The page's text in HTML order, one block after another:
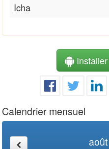
Icha
Installer
Calendrier mensuel